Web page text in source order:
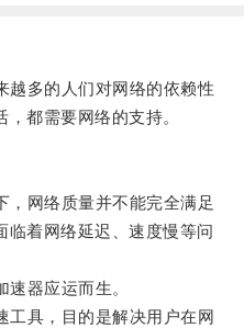
多的人们对网络的依赖性
都需要网络的支持。
网络质量并不能完全满足
临着网络延迟、速度慢等问
器应运而生。
具，目的是解决用户在网